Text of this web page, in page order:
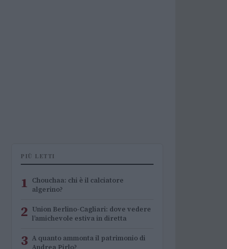
PIÙ LETTI
1 Chouchaa: chi è il calciatore
algerino?
2 Union Berlino-Cagliari: dove vedere
l’amichevole estiva in diretta
3 A quanto ammonta il patrimonio di
Andrea Pirlo?